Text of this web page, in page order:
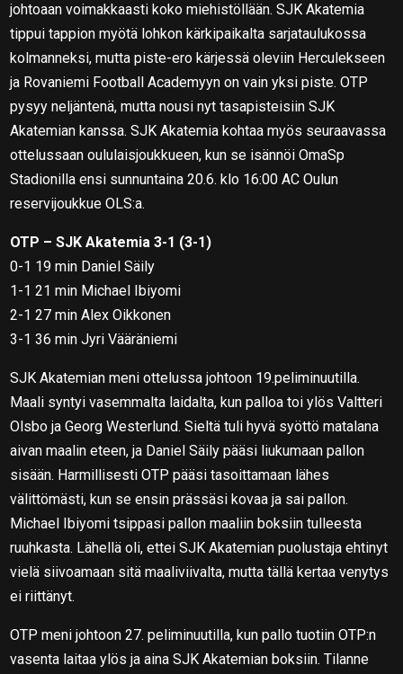
johtoaan voimakkaasti koko miehistöllään. SJK Akatemia
tippui tappion myötä lohkon kärkipaikalta sarjataulukossa
kolmanneksi, mutta piste-ero kärjessä oleviin Herculekseen
ja Rovaniemi Football Academyyn on vain yksi piste. OTP
pysyy neljäntenä, mutta nousi nyt tasapisteisiin SJK
Akatemian kanssa. SJK Akatemia kohtaa myös seuraavassa
ottelussaan oululaisjoukkueen, kun se isännöi OmaSp
Stadionilla ensi sunnuntaina 20.6. klo 16:00 AC Oulun
reservijoukkue OLS:a.
OTP – SJK Akatemia 3-1 (3-1)
0-1 19 min Daniel Säily
1-1 21 min Michael Ibiyomi
2-1 27 min Alex Oikkonen
3-1 36 min Jyri Vääräniemi
SJK Akatemian meni ottelussa johtoon 19.peliminuutilla.
Maali syntyi vasemmalta laidalta, kun palloa toi ylös Valtteri
Olsbo ja Georg Westerlund. Sieltä tuli hyvä syöttö matalana
aivan maalin eteen, ja Daniel Säily pääsi liukumaan pallon
sisään. Harmillisesti OTP pääsi tasoittamaan lähes
välittömästi, kun se ensin prässäsi kovaa ja sai pallon.
Michael Ibiyomi tsippasi pallon maaliin boksiin tulleesta
ruuhkasta. Lähellä oli, ettei SJK Akatemian puolustaja ehtinyt
vielä siivoamaan sitä maaliviivalta, mutta tällä kertaa venytys
ei riittänyt.
OTP meni johtoon 27. peliminuutilla, kun pallo tuotiin OTP:n
vasenta laitaa ylös ja aina SJK Akatemian boksiin. Tilanne